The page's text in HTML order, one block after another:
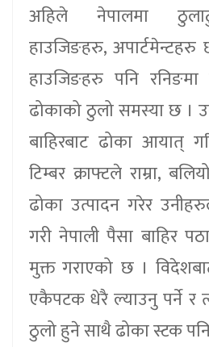
अहिले नेपालमा
हाउजिङहरु,
हाउजिङहरु पनि
ढोकाको ठुलो समस्या छ ।
बाहिरबाट ढोका आयात्
टिम्बर क्राफ्टले राम्रा,
ढोका उत्पादन गरेर
गरी नेपाली पैसा बाहिर
मुक्त गराएको छ ।
एकैपटक धेरै ल्याउनु पर्ने र
ठुलो हुने साथै ढोका स्टक